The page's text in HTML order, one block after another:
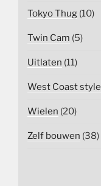
Tokyo Thug (10)
Twin Cam (5)
Uitlaten (11)
West Coast style
Wielen (20)
Zelf bouwen (38)